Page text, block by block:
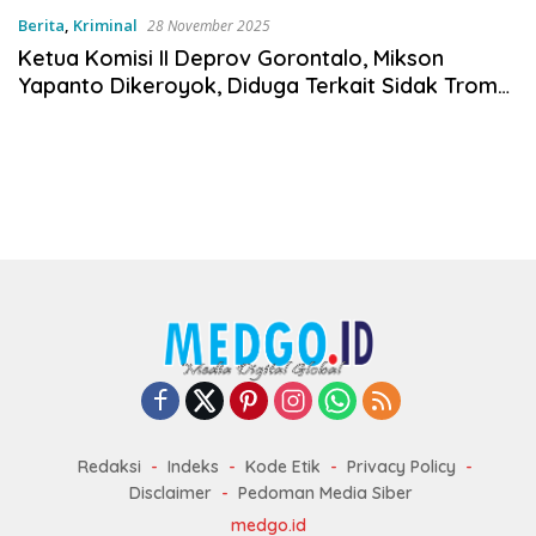
Berita, Kriminal 28 November 2025
Ketua Komisi II Deprov Gorontalo, Mikson
Yapanto Dikeroyok, Diduga Terkait Sidak Tromol
Redaksi Indeks Kode Etik
Privacy Policy
Disclaimer
Pedoman Media Siber
medgo.id